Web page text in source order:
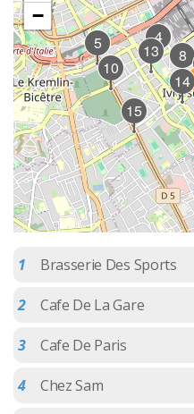
4
5
8
10
13
14
15
−
1 Brasserie Des Sports
2 Cafe De La Gare
3 Cafe De Paris
4 Chez Sam